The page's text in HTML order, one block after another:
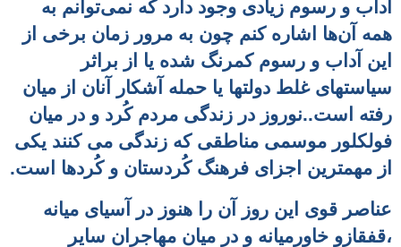
آداب و رسوم زیادی وجود دارد که نمی‌توانم به
همه‌ آن‌ها اشاره کنم چون به مرور زمان برخی از
این آداب و رسوم کمرنگ شده یا از براثر
سیاستهای غلط دولتها یا حمله آشکار آنان از میان
رفته
است..نوروز در زندگی مردم کُرد و در میان
فولکلور موسمی مناطقی که زندگی می کنند یکی
از مهمترین اجزای فرهنگ کُردستان و کُردها است.
عناصر قوی این روز آن را هنوز در آسیای میانه
،قفقازو خاورمیانه و در میان مهاجران سایر